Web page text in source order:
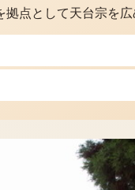
点として天台宗を広